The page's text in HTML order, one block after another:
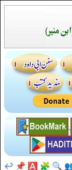
🔍
🧩
🅰️
📌
↩️